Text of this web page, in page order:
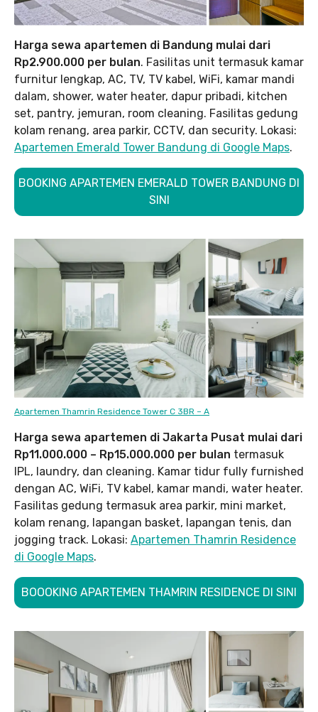
Harga sewa apartemen di Bandung mulai dari
Rp2.900.000 per bulan. Fasilitas unit termasuk kamar
furnitur lengkap, AC, TV, TV kabel, WiFi, kamar mandi
dalam, shower, water heater, dapur pribadi, kitchen
set, pantry, jemuran, room cleaning. Fasilitas gedung
kolam renang, area parkir, CCTV, dan security. Lokasi:
Apartemen Emerald Tower Bandung di Google Maps.
BOOKING APARTEMEN EMERALD TOWER BANDUNG DI
SINI
Apartemen Thamrin Residence Tower C 3BR – A
Harga sewa apartemen di Jakarta Pusat mulai dari
Rp11.000.000 – Rp15.000.000 per bulan termasuk
IPL, laundry, dan cleaning. Kamar tidur fully furnished
dengan AC, WiFi, TV kabel, kamar mandi, water heater.
Fasilitas gedung termasuk area parkir, mini market,
kolam renang, lapangan basket, lapangan tenis, dan
jogging track. Lokasi: Apartemen Thamrin Residence
di Google Maps.
BOOOKING APARTEMEN THAMRIN RESIDENCE DI SINI